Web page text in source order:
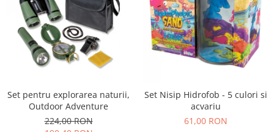
Set pentru explorarea naturii,
Outdoor Adventure
224,00 RON
Set Nisip Hidrofob - 5 culori si
acvariu
61,00 RON